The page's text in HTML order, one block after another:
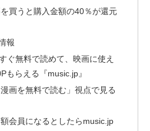
買うと購入金額の40％が還元
報
ぐ無料で読めて、映画に使え
もらえる『music.jp』
画を無料で読む」視点で見る
会員になるとしたらmusic.jp